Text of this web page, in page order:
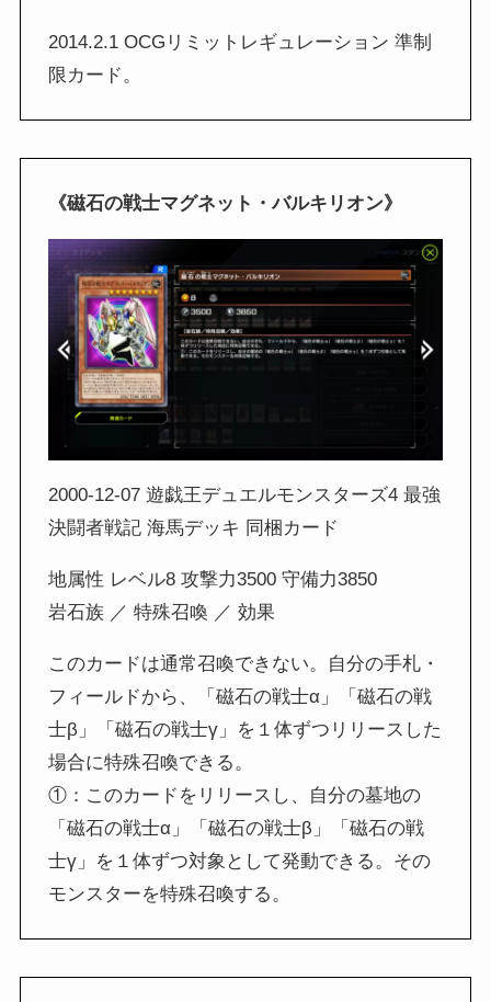
2014.2.1 OCGリミットレギュレーション 準制
限カード。
《磁石の戦士マグネット・バルキリオン》
2000-12-07 遊戯王デュエルモンスターズ4 最強
決闘者戦記 海馬デッキ 同梱カード
地属性 レベル8 攻撃力3500 守備力3850
岩石族 ／ 特殊召喚 ／ 効果
このカードは通常召喚できない。自分の手札・
フィールドから、「磁石の戦士α」「磁石の戦
士β」「磁石の戦士γ」を１体ずつリリースした
場合に特殊召喚できる。
①：このカードをリリースし、自分の墓地の
「磁石の戦士α」「磁石の戦士β」「磁石の戦
士γ」を１体ずつ対象として発動できる。その
モンスターを特殊召喚する。